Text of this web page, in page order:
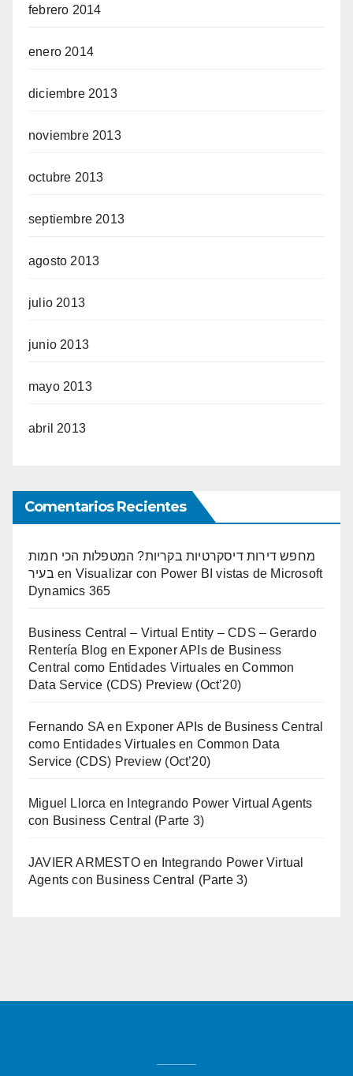
febrero 2014
enero 2014
diciembre 2013
noviembre 2013
octubre 2013
septiembre 2013
agosto 2013
julio 2013
junio 2013
mayo 2013
abril 2013
Comentarios Recientes
מחפש דירות דיסקרטיות בקריות? המטפלות הכי חמות
בעיר en Visualizar con Power BI vistas de Microsoft
Dynamics 365
Business Central – Virtual Entity – CDS – Gerardo
Rentería Blog en Exponer APIs de Business
Central como Entidades Virtuales en Common
Data Service (CDS) Preview (Oct’20)
Fernando SA en Exponer APIs de Business Central
como Entidades Virtuales en Common Data
Service (CDS) Preview (Oct’20)
Miguel Llorca en
Integrando Power Virtual Agents
con Business Central (Parte 3)
JAVIER ARMESTOen
Integrando Power Virtual
Agents con Business Central (Parte 3)